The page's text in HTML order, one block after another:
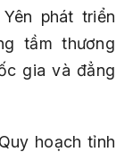
phát triển
tầm thương
gia và đẳng
hoạch tỉnh